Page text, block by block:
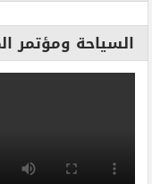
السياحة ومؤتمر